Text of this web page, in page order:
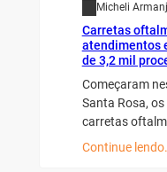
Micheli
Carretas
atendimentos
de 3,2 mil
Começaram
Santa Rosa,
carretas
Continue